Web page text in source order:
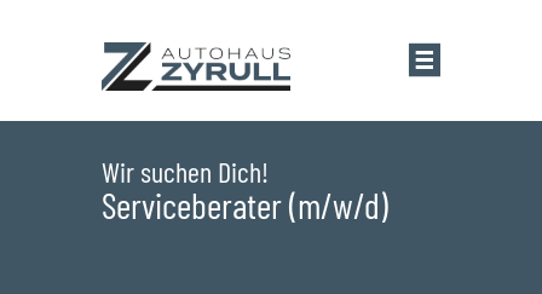
Startseite
Wir suchen Dich!
Serviceberater (m/w/d)